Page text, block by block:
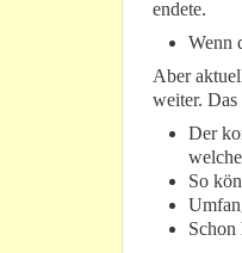
endete.
Wenn
Aber
weiter. Das
Der
So
Schon